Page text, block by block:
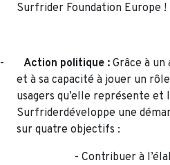
Surfrider Foundation Europe !
- Action politique : Grâce à
et à sa capacité à jouer un
usagers qu’elle représente et
Surfriderdéveloppe une
sur quatre objectifs :
- Contribuer à